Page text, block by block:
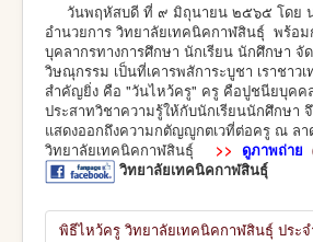
วันพฤหัสบดี ที่ ๙ มิถุนายน ๒๕๖๕ โดย น
อำนวยการ วิทยาลัยเทคนิคกาฬสินธุ์ พร้อ
บุคลากรทางการศึกษา นักเรียน นักศึกษา จั
วิษณุกรรม เป็นที่เคารพสัการะบูชา เราชาว
สำคัญยิ่ง คือ "วันไหว้ครู" ครู คือปูชนียบุคค
ประสาทวิชาความรู้ให้กับนักเรียนนักศึกษา
แสดงออกถึงความกตัญญูกตเวที่ต่อครู ณ ลา
วิทยาลัยเทคนิคกาฬสินธุ์ >> ดูภาพถ่าย
วิทยาลัยเทคนิคกาฬสินธุ์
พิธีไหว้ครู วิทยาลัยเทคนิคกาฬสินธุ์ ประจ